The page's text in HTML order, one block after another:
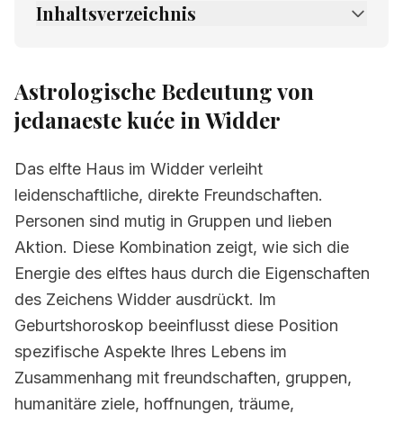
Inhaltsverzeichnis
2. Verwandte Seiten
Astrologische Bedeutung von
jedanaeste kuće in Widder
Das elfte Haus im Widder verleiht
leidenschaftliche, direkte Freundschaften.
Personen sind mutig in Gruppen und lieben
Aktion. Diese Kombination zeigt, wie sich die
Energie des elftes haus durch die Eigenschaften
des Zeichens Widder ausdrückt. Im
Geburtshoroskop beeinflusst diese Position
spezifische Aspekte Ihres Lebens im
Zusammenhang mit freundschaften, gruppen,
humanitäre ziele, hoffnungen, träume,